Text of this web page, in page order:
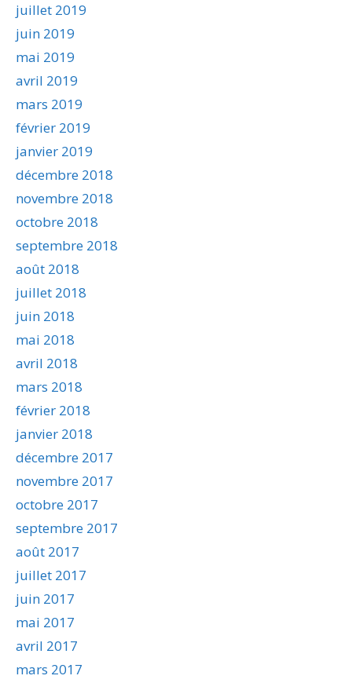
juillet 2019
juin 2019
mai 2019
avril 2019
mars 2019
février 2019
janvier 2019
décembre 2018
novembre 2018
octobre 2018
septembre 2018
août 2018
juillet 2018
juin 2018
mai 2018
avril 2018
mars 2018
février 2018
janvier 2018
décembre 2017
novembre 2017
octobre 2017
septembre 2017
août 2017
juillet 2017
juin 2017
mai 2017
avril 2017
mars 2017